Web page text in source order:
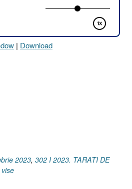
| Download
2023, 302 I 2023. TARATI DE
vise